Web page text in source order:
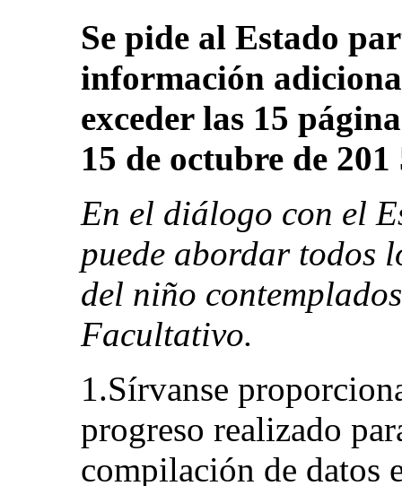
Se pide al Estado
información
exceder las 15
15 de octubre de 201
En el diálogo con el
puede abordar todos
del niño
Facultativo.
1.Sírvanse
progreso realizado
compilación de datos